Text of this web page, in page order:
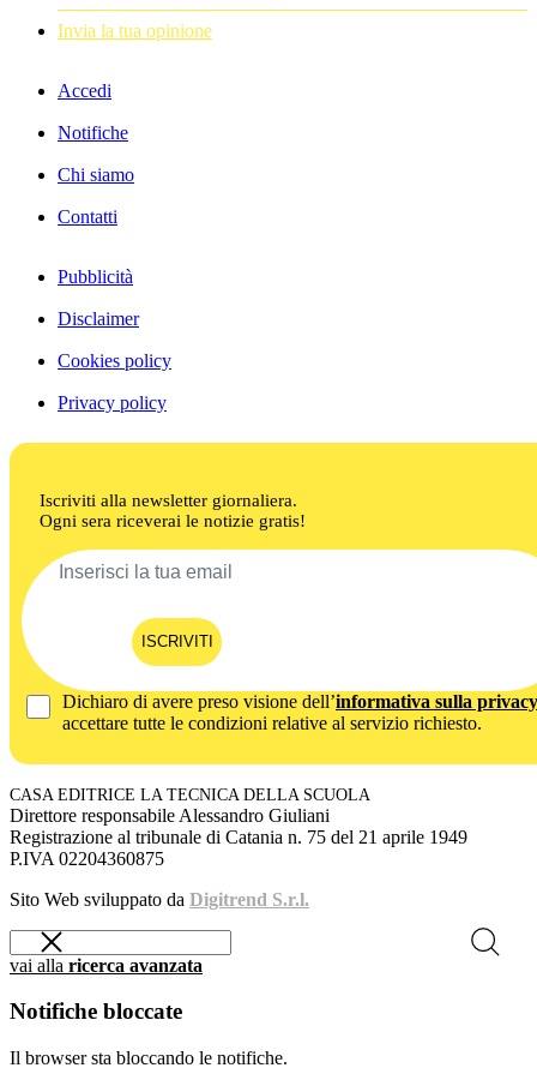
Invia la tua opinione
Accedi
Notifiche
Chi siamo
Contatti
Pubblicità
Disclaimer
Cookies policy
Privacy policy
Iscriviti alla newsletter giornaliera.
Ogni sera riceverai le notizie gratis!
ISCRIVITI
Dichiaro di avere preso visione dell’informativa sulla privacy
accettare tutte le condizioni relative al servizio richiesto.
CASA EDITRICE LA TECNICA DELLA SCUOLA
Direttore responsabile Alessandro Giuliani
Registrazione al tribunale di Catania n. 75 del 21 aprile 1949
P.IVA 02204360875
Sito Web sviluppato da Digitrend S.r.l.
vai alla ricerca avanzata
Notifiche bloccate
Il browser sta bloccando le notifiche.